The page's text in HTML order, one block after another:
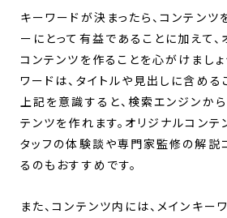
キーワードが決まったら、コンテンツ
ーにとって有益であることに加えて、
コンテンツを作ることを心がけましょ
ワードは、タイトルや見出しに含める
上記を意識すると、検索エンジンか
テンツを作れます。オリジナルコンテ
タッフの体験談や専門家監修の解説
るのもおすすめです。
また、コンテンツ内には、メインキー